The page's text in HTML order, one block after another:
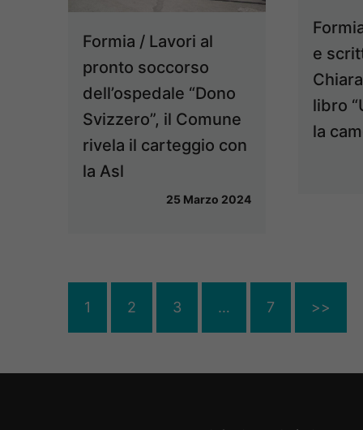
Formia / Lavori al
pronto soccorso
dell’ospedale “Dono
Svizzero”, il Comune
rivela il carteggio con
la Asl
25 Marzo 2024
e
libro
la
1 2 3 … 7 >>